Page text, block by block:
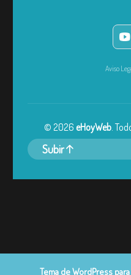
Aviso
© 2026 eHoyWeb.
Subir
Tema de WordPress